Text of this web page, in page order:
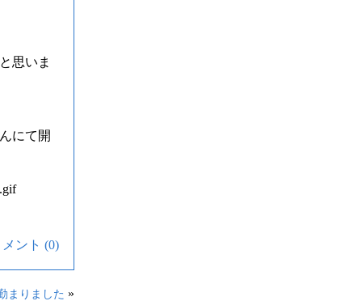
思いま
にて開
メント (0)
まりました »